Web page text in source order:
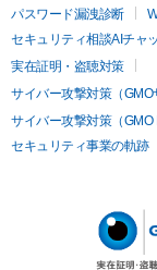
パスワード漏洩診断
セキュリティ相談AIチャ
実在証明・盗聴対策
サイバー攻撃対策（GMO
サイバー攻撃対策（GMO
セキュリティ事業の軌跡